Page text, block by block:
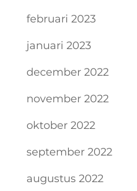
februari 2023
januari 2023
december 2022
november 2022
oktober 2022
september 2022
augustus 2022